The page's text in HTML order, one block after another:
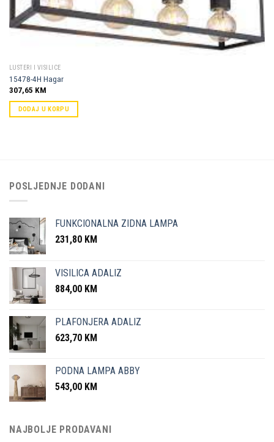
LUSTERI I VISILICE
15478-4H Hagar
307,65 KM
DODAJ U KORPU
POSLJEDNJE DODANI
FUNKCIONALNA ZIDNA LAMPA
231,80 KM
VISILICA ADALIZ
884,00 KM
PLAFONJERA ADALIZ
623,70 KM
PODNA LAMPA ABBY
543,00 KM
NAJBOLJE PRODAVANI